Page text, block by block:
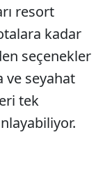
resort
kadar
seçenekler
ve seyahat
tek